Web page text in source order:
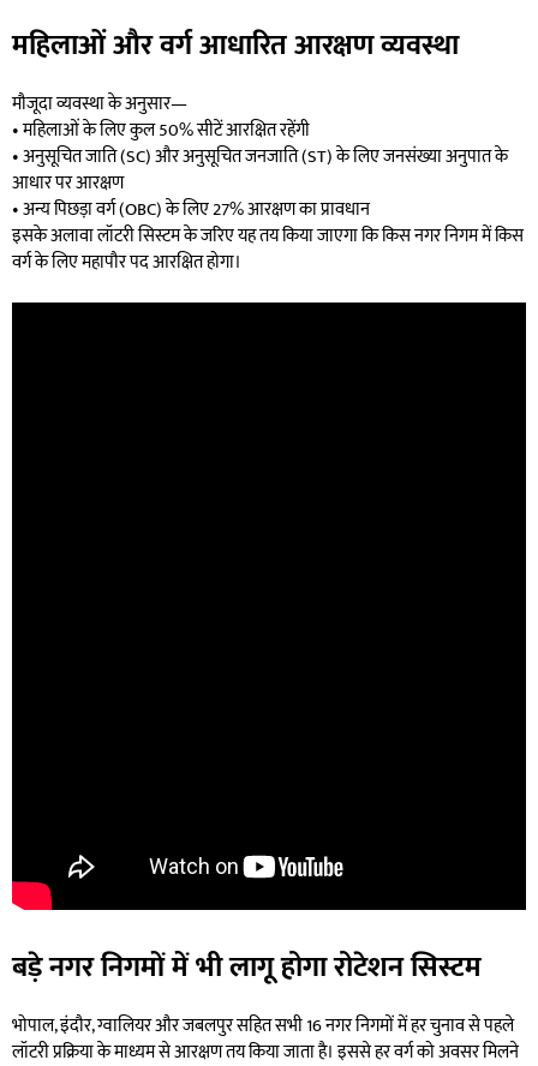
महिलाओं और वर्ग आधारित आरक्षण व्यवस्था
मौजूदा व्यवस्था के अनुसार—
• महिलाओं के लिए कुल 50% सीटें आरक्षित रहेंगी
• अनुसूचित जाति (SC) और अनुसूचित जनजाति (ST) के लिए जनसंख्या अनुपात के
आधार पर आरक्षण
• अन्य पिछड़ा वर्ग (OBC) के लिए 27% आरक्षण का प्रावधान
इसके अलावा लॉटरी सिस्टम के जरिए यह तय किया जाएगा कि किस नगर निगम में किस
वर्ग के लिए महापौर पद आरक्षित होगा।
बड़े नगर निगमों में भी लागू होगा रोटेशन सिस्टम
भोपाल, इंदौर, ग्वालियर और जबलपुर सहित सभी 16 नगर निगमों में हर चुनाव से पहले
लॉटरी प्रक्रिया के माध्यम से आरक्षण तय किया जाता है। इससे हर वर्ग को अवसर मिलने